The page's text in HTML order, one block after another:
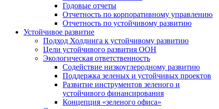
Годовые отчеты
Отчетность по корпоративному управлению
Отчетность по устойчивому развитию
Устойчивое развитие
Подход Холдинга к устойчивому развитию
Цели устойчивого развития ООН
Экологическая ответственность
Содействие низкоуглеродному развитию
Поддержка зеленых и устойчивых проектов
Развитие инструментов зеленого и
устойчивого финансирования
Концепция «зеленого офиса»